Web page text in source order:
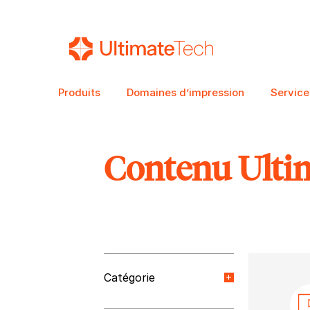
Produits Domaines d’impression
RECHERCHE
Contenu
Catégorie